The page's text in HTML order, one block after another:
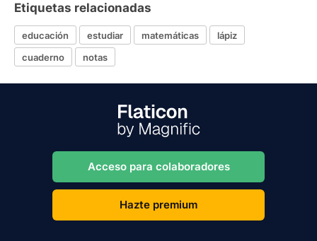
Etiquetas relacionadas
educación estudiar matemáticas
lápiz
cuaderno
notas
Acceso para colaboradores
Hazte premium